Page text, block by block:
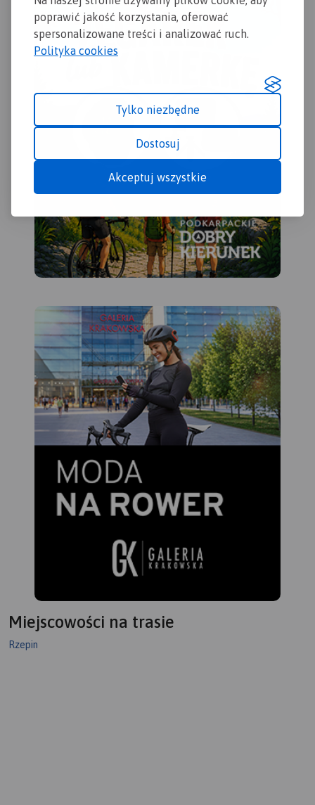
poprawić jakość korzystania, oferować
spersonalizowane treści i analizować ruch.
Polityka cookies
Tylko niezbędne
Dostosuj
Akceptuj wszystkie
Miejscowości na trasie
Rzepin